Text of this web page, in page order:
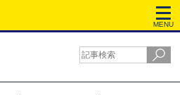
MENU